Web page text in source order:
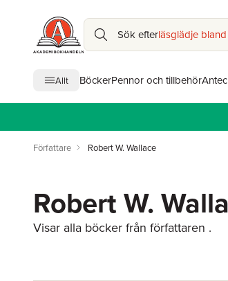
Sök efterläsglädje
Allt BöckerPennor och tillbehör
Författare Robert W. Wallace
Robert W.
Visar alla böcker från författaren .